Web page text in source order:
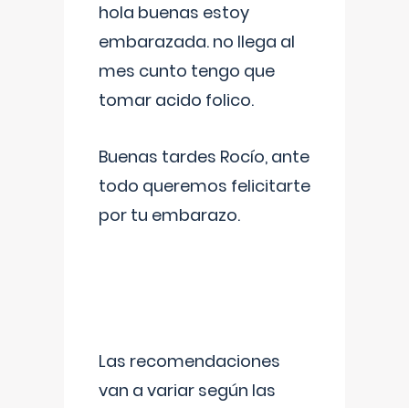
hola buenas estoy
embarazada. no llega al
mes cunto tengo que
tomar acido folico.
Buenas tardes Rocío, ante
todo queremos felicitarte
por tu embarazo.
Las recomendaciones
van a variar según las